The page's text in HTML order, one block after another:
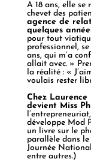
A 18 ans, elle
chevet des
agence de
quelques
pour tout
professionnel,
ans, qui m’a
allait avec. »
la réalité : «
voulais rester
Chez Laurence
devient Miss
développe Mod
un livre sur le
parallèle dans
Journée
entre autres.)